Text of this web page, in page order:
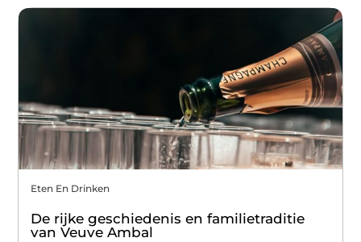
Eten En Drinken
De rijke geschiedenis en familietraditie
van Veuve Ambal